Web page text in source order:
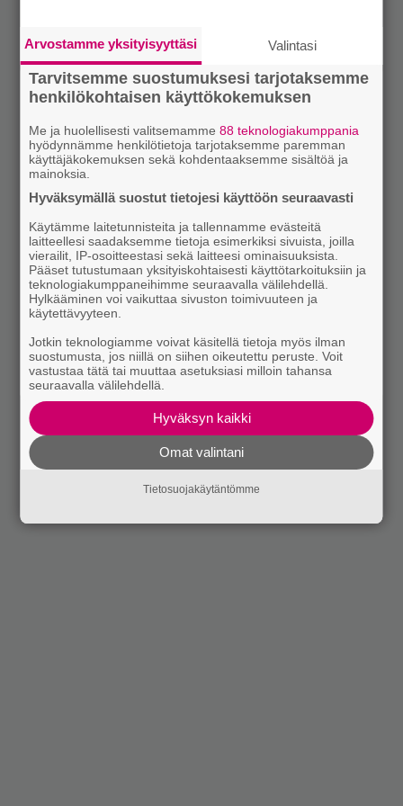
Arvostamme yksityisyyttäsi Valintasi
Tarvitsemme suostumuksesi tarjotaksemme
henkilökohtaisen käyttökokemuksen
Me ja huolellisesti valitsemamme88 teknologiakumppania
hyödynnämme henkilötietoja tarjotaksemme paremman
käyttäjäkokemuksen sekä kohdentaaksemme sisältöä ja
mainoksia.
Hyväksymällä suostut tietojesi käyttöön seuraavasti
Käytämme laitetunnisteita ja tallennamme evästeitä
laitteellesi saadaksemme tietoja esimerkiksi sivuista, joilla
vierailit, IP-osoitteestasi sekä laitteesi ominaisuuksista.
Pääset tutustumaan yksityiskohtaisesti käyttötarkoituksiin ja
teknologiakumppaneihimme seuraavalla välilehdellä.
Hylkääminen voi vaikuttaa sivuston toimivuuteen ja
käytettävyyteen.
Jotkin teknologiamme voivat käsitellä tietoja myös ilman
suostumusta, jos niillä on siihen oikeutettu peruste. Voit
vastustaa tätä tai muuttaa asetuksiasi milloin tahansa
seuraavalla välilehdellä.
Hyväksyn kaikki
Omat valintani
Tietosuojakäytäntömme